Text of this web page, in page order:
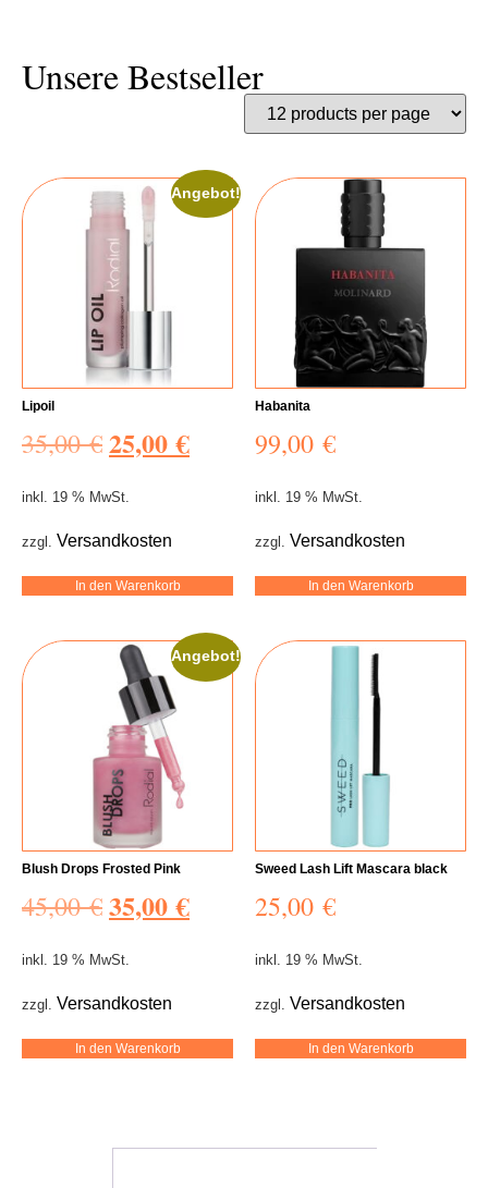
Unsere Bestseller
Angebot!
Lipoil
35,00€25,00€
inkl. 19 % MwSt.
zzgl. Versandkosten
In den Warenkorb
Habanita
99,00 €
inkl. 19 % MwSt.
zzgl. Versandkosten
In den Warenkorb
Angebot!
Blush Drops Frosted Pink
45,00€35,00€
inkl. 19 % MwSt.
zzgl. Versandkosten
In den Warenkorb
Sweed Lash Lift Mascara black
25,00 €
inkl. 19 % MwSt.
zzgl. Versandkosten
In den Warenkorb